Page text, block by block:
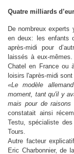
Quatre milliards
De nombreux experts
en deux: les enfants
après-midi pour
laissés à eux-
Chatel en France ou
loisirs l'après-midi
«Le modèle
moment, tant qu'il y
mais pour de
constatait ainsi
Testu, spécialiste
Tours.
Autre facteur
Eric Charbonnier, de